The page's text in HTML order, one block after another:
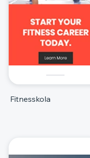
Fitnesskola